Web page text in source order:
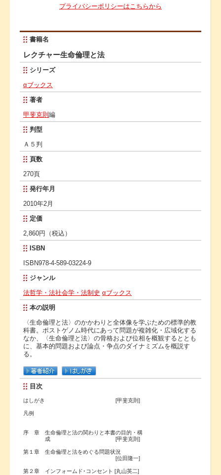
プライバシーポリシーはこちらから
書籍名
レクチャー生命倫理と法
シリーズ
αブックス
著者
甲斐克則編
判型
Ａ５判
頁数
270頁
発行年月
2010年2月
定価
2,860円（税込）
ISBN
ISBN978-4-589-03224-9
ジャンル
法哲学・法社会学・法制史 αブックス
本の説明
〈生命倫理と法〉のかかわりと全体像を学ぶための標準的教
科書。ポストゲノム時代にあって問題が複雑化・広域化する
なか、〈生命倫理と法〉の骨格および位相を概観するととも
に、基本的問題および論点・争点のダイナミズムを概説す
る。
目次
はしがき [甲斐克則]
凡例
序 章 生命倫理と法の関わりと本書の目的・構
成 [甲斐克則]
第１章 生命倫理と法をめぐる問題状況
[位田隆一]
第２章 インフォームド･コンセント [丸山英二]